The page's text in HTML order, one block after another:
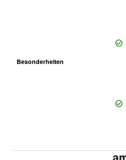
Besonderheiten